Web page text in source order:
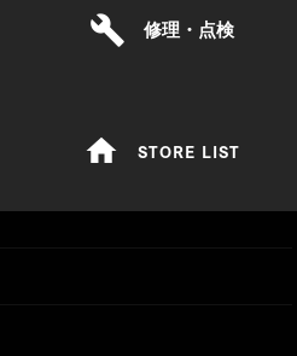
build 修理・点検
home STORE LIST